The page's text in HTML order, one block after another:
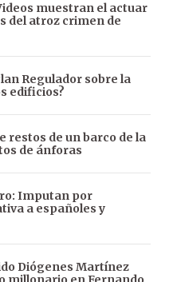
muestran el actuar
del atroz crimen de
Regulador sobre la
edificios?
restos de un barco de la
de ánforas
Imputan por
a españoles y
Diógenes Martínez